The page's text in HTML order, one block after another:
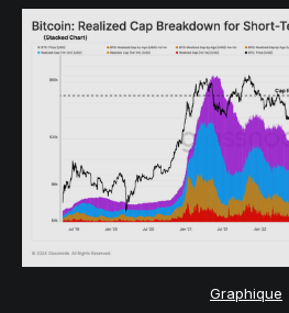
Graphique